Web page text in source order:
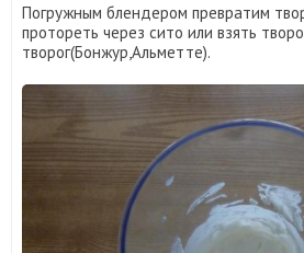
Погружным блендером превратим
протореть через сито или взять
творог(Бонжур,Альметте).